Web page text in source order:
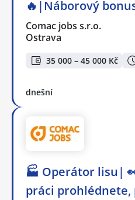
🔥|Náborový
Comac jobs s.r.o.
Ostrava
35 000 – 45 000 Kč
dnešní
🏭 Operátor lisu|
práci prohlédnete,